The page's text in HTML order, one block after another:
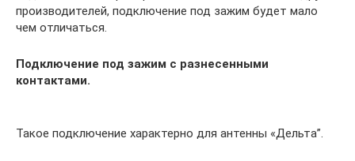
производителей, подключение под зажим будет мало
чем отличаться.
Подключение под зажим с разнесенными
контактами.
Такое подключение характерно для антенны «Дельта”.